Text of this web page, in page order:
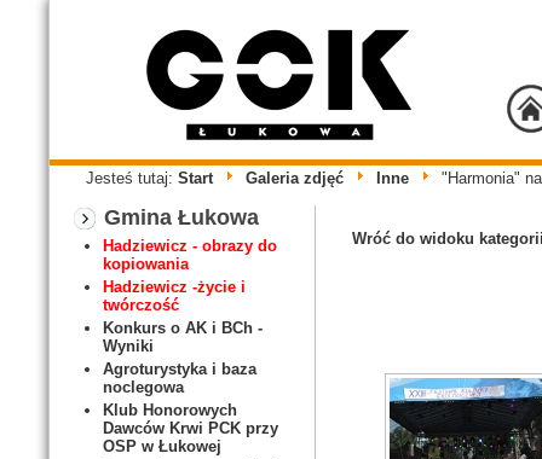
Jesteś tutaj: Start Galeria zdjęć Inne "Harmonia"
Gmina Łukowa
Hadziewicz - obrazy do
kopiowania
Hadziewicz -życie i
twórczość
Konkurs o AK i BCh -
Wyniki
Agroturystyka i baza
noclegowa
Klub Honorowych
Dawców Krwi PCK przy
OSP w Łukowej
Wróć do widoku